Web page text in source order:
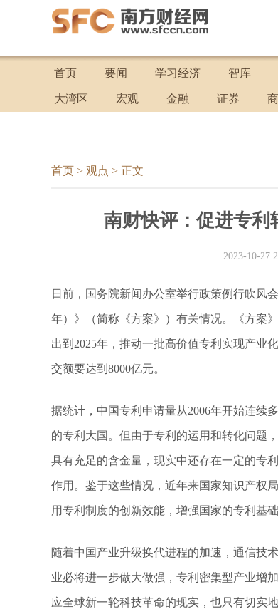
首页 要闻 学习经济 智库
大湾区 宏观 金融 证券
首页 > 观点 > 正文
南财快评：促进专利
2023-10-27
日前，国务院新闻办公室举行政策例行吹风
年）》（简称《方案》）有关情况。《方案
出到2025年，推动一批高价值专利实现产业
交额要达到8000亿元。
据统计，中国专利申请量从2006年开始连续
的专利大国。但由于专利的运用和转化问题
具有充足的含金量，现实中还存在一定的专
作用。鉴于这些情况，近年来国家知识产权
用专利制度的创新效能，增强国家的专利基
随着中国产业升级换代进程的加速，通信技
业必将进一步做大做强，专利密集型产业增
应全球新一轮科技革命的现实，也只有切实